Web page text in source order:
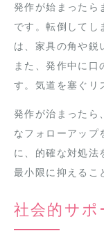
発作が始まったら
です。転倒してし
は、家具の角や鋭
また、発作中に
す。気道を塞ぐリ
発作が治まったら
なフォローアップ
に、的確な対処法
最小限に抑えるこ
社会的サポ